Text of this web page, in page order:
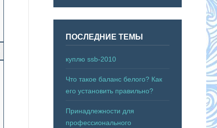
ПОСЛЕДНИЕ ТЕМЫ
куплю ssb-2010
Что такое баланс белого? Как
его установить правильно?
Принадлежности для
профессионального